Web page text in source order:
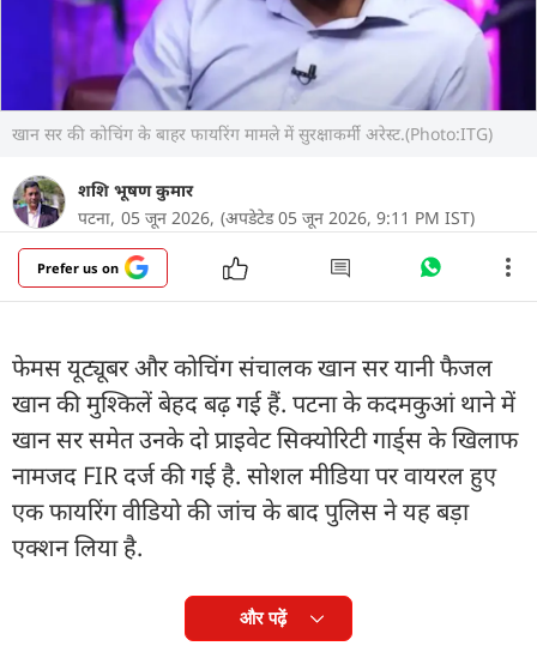
खान सर की कोचिंग के बाहर फायरिंग मामले में सुरक्षाकर्मी अरेस्ट.(Photo:ITG)
शशि भूषण कुमार
पटना, 05 जून 2026, (अपडेटेड 05 जून 2026, 9:11 PM IST)
Prefer us on
फेमस यूट्यूबर और कोचिंग संचालक खान सर यानी फैजल
खान की मुश्किलें बेहद बढ़ गई हैं. पटना के कदमकुआं थाने में
खान सर समेत उनके दो प्राइवेट सिक्योरिटी गार्ड्स के खिलाफ
नामजद FIR दर्ज की गई है. सोशल मीडिया पर वायरल हुए
एक फायरिंग वीडियो की जांच के बाद पुलिस ने यह बड़ा
एक्शन लिया है.
और पढ़ें